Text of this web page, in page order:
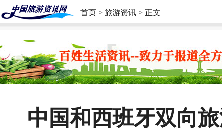
首页 > 旅游资讯 > 正文
中国和西班牙双向